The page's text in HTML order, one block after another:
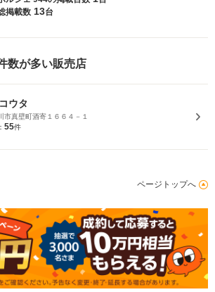
掲載数 13台
数が多い販売店
ウタ
市真壁町酒寄１６６４－１
55件
ページトップへ